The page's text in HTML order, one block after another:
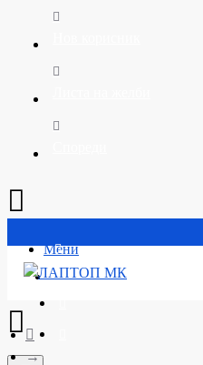
Мени
Почетна